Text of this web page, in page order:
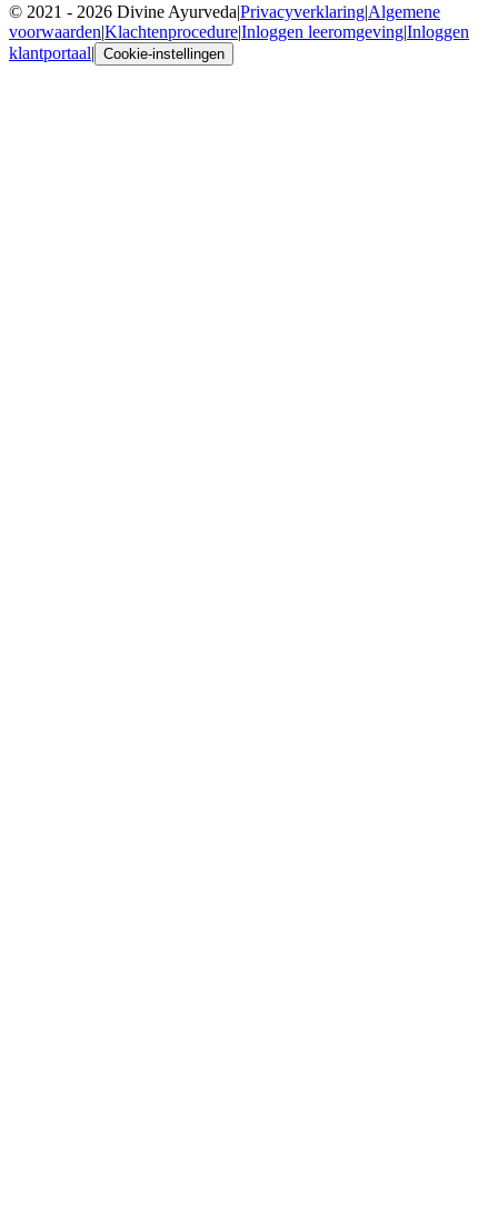
© 2021 - 2026 Divine Ayurveda|Privacyverklaring|Algemene
voorwaarden|Klachtenprocedure|Inloggen leeromgeving|Inloggen
klantportaal| Cookie-instellingen